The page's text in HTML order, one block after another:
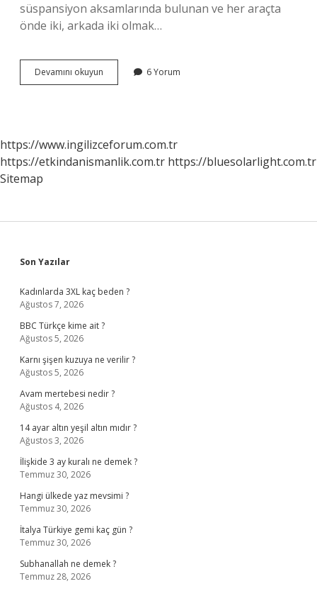
süspansiyon aksamlarında bulunan ve her araçta
önde iki, arkada iki olmak…
Devamını okuyun
Rot
6 Yorum
https://www.ingilizceforum.com.tr
https://etkindanismanlik.com.tr https://bluesolarlight.com.tr
Sitemap
Sidebar
Son Yazılar
Kadınlarda 3XL kaç beden ?
Ağustos 7, 2026
BBC Türkçe kime ait ?
Ağustos 5, 2026
Karnı şişen kuzuya ne verilir ?
Ağustos 5, 2026
Avam mertebesi nedir ?
Ağustos 4, 2026
14 ayar altın yeşil altın mıdır ?
Ağustos 3, 2026
İlişkide 3 ay kuralı ne demek ?
Temmuz 30, 2026
Hangi ülkede yaz mevsimi ?
Temmuz 30, 2026
İtalya Türkiye gemi kaç gün ?
Temmuz 30, 2026
Subhanallah ne demek ?
Temmuz 28, 2026